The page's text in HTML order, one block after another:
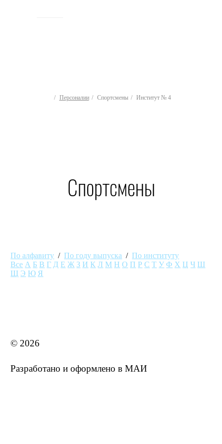
Персоналии Спортсмены Институт № 4
Спортсмены
По алфавиту /По году выпуска /По институту
Все А Б В Г Д Е Ж З И К Л М Н О П Р С Т У Ф Х Ц Ч Ш
Щ Э Ю Я
© 2026
Разработано и оформлено в МАИ